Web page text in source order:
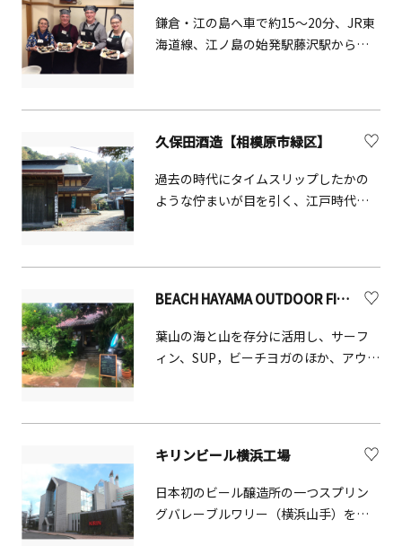
鎌倉・江の島へ車で約15〜20分、JR東
海道線、江ノ島の始発駅藤沢駅から徒
楽しい雰囲気で教えてくれます。アッ
トホームな雰囲気の教室です。
久保田酒造【相模原市緑区】
過去の時代にタイムスリップしたかの
ような佇まいが目を引く、江戸時代か
BEACH HAYAMA OUTDOOR FITNESS CLUB
葉山の海と山を存分に活用し、サーフ
ィン、SUP，ビーチヨガのほか、アウト
はなかなか体験できない魅力的なプロ
グラム満載のアウトドアフィットネス
クラブです。（逗子・葉山WEBより）
キリンビール横浜工場
日本初のビール醸造所の一つスプリン
グバレーブルワリー（横浜山手）を源